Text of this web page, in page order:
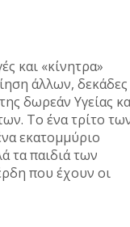
και «κίνητρα»
άλλων, δεκάδες
δωρεάν Υγείας
Το ένα τρίτο
εκατομμύριο
τα παιδιά των
που έχουν οι